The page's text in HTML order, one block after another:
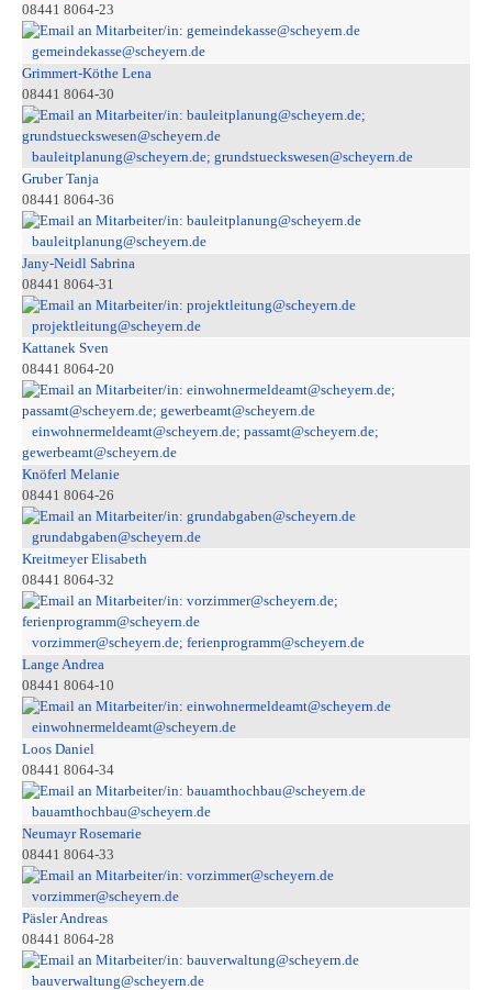
08441 8064-23
gemeindekasse@scheyern.de
Grimmert-Köthe Lena
08441 8064-30
bauleitplanung@scheyern.de; grundstueckswesen@scheyern.de
Gruber Tanja
08441 8064-36
bauleitplanung@scheyern.de
Jany-Neidl Sabrina
08441 8064-31
projektleitung@scheyern.de
Kattanek Sven
08441 8064-20
einwohnermeldeamt@scheyern.de; passamt@scheyern.de;
gewerbeamt@scheyern.de
Knöferl Melanie
08441 8064-26
grundabgaben@scheyern.de
Kreitmeyer Elisabeth
08441 8064-32
vorzimmer@scheyern.de; ferienprogramm@scheyern.de
Lange Andrea
08441 8064-10
einwohnermeldeamt@scheyern.de
Loos Daniel
08441 8064-34
bauamthochbau@scheyern.de
Neumayr Rosemarie
08441 8064-33
vorzimmer@scheyern.de
Päsler Andreas
08441 8064-28
bauverwaltung@scheyern.de